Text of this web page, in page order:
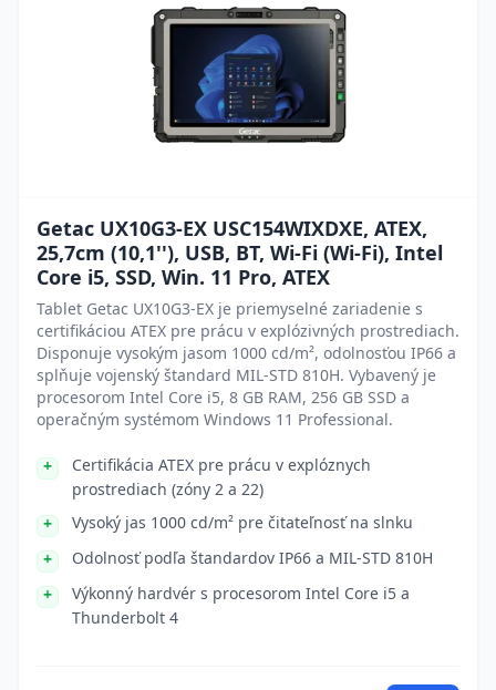
Getac UX10G3-EX USC154WIXDXE, ATEX,
25,7cm (10,1''), USB, BT, Wi-Fi (Wi-Fi), Intel
Core i5, SSD, Win. 11 Pro, ATEX
Tablet Getac UX10G3-EX je priemyselné zariadenie s
certifikáciou ATEX pre prácu v explózivných prostrediach.
Disponuje vysokým jasom 1000 cd/m², odolnosťou IP66 a
splňuje vojenský štandard MIL-STD 810H. Vybavený je
procesorom Intel Core i5, 8 GB RAM, 256 GB SSD a
operačným systémom Windows 11 Professional.
Certifikácia ATEX pre prácu v explóznych
prostrediach (zóny 2 a 22)
Vysoký jas 1000 cd/m² pre čitateľnosť na slnku
Odolnosť podľa štandardov IP66 a MIL-STD 810H
Výkonný hardvér s procesorom Intel Core i5 a
Thunderbolt 4